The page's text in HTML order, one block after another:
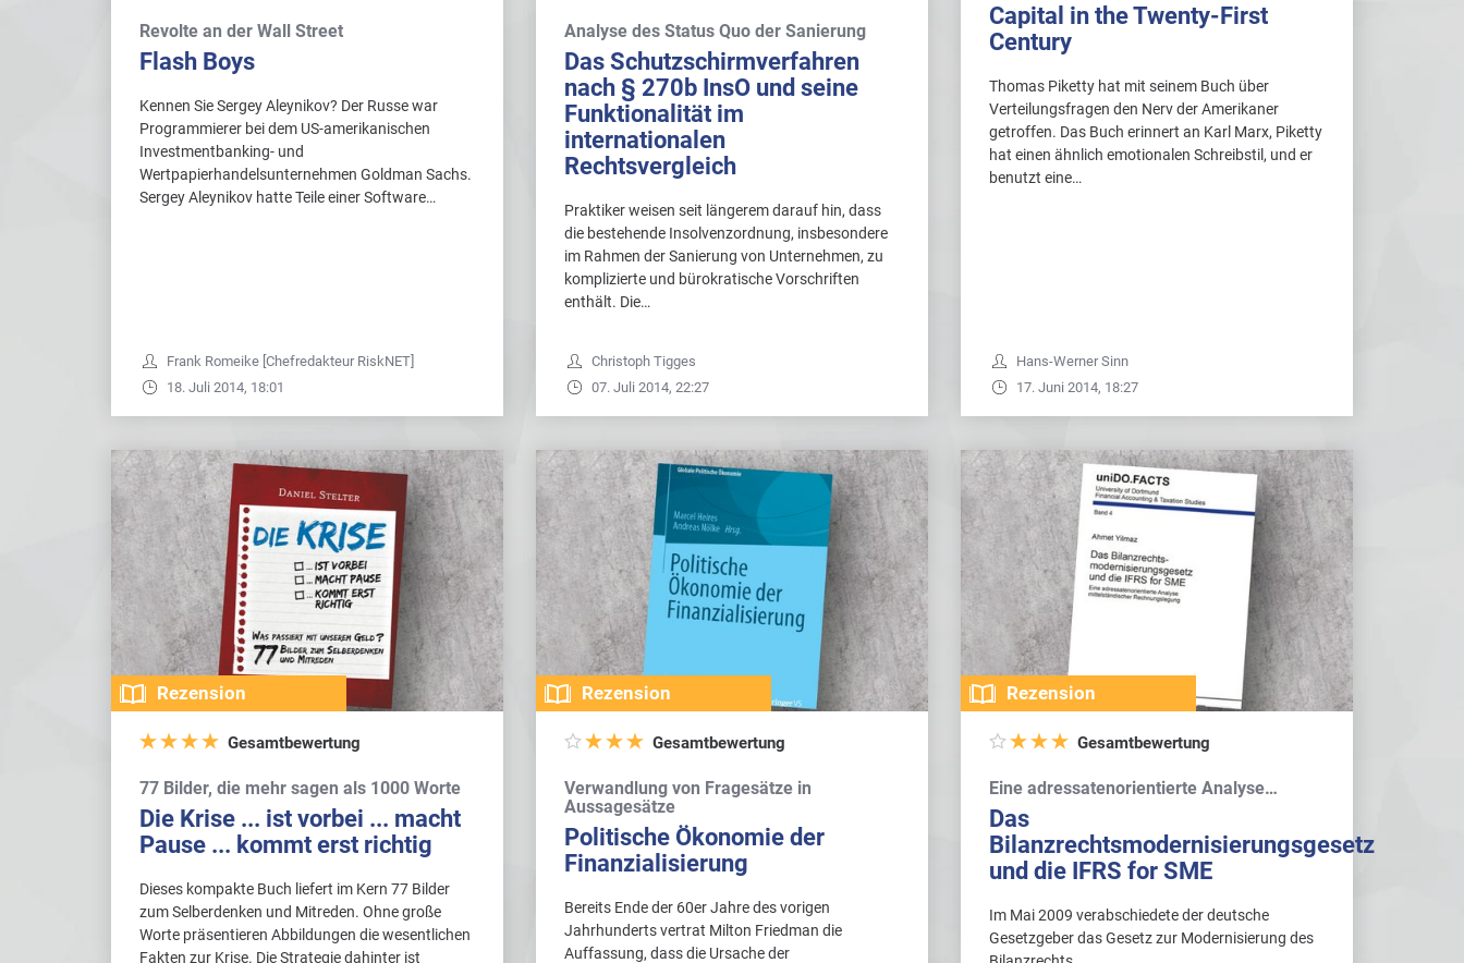
Revolte an der Wall Street
Flash Boys
Kennen Sie Sergey Aleynikov? Der Russe war
Programmierer bei dem US-amerikanischen
Investmentbanking- und
Wertpapierhandelsunternehmen Goldman Sachs.
Sergey Aleynikov hatte Teile einer Software…
Frank Romeike [Chefredakteur RiskNET]
18. Juli 2014, 18:01
Analyse des Status Quo der Sanierung
Das Schutzschirmverfahren
nach § 270b InsO und seine
Funktionalität im
internationalen
Rechtsvergleich
Praktiker weisen seit längerem darauf hin, dass
die bestehende Insolvenzordnung, insbesondere
im Rahmen der Sanierung von Unternehmen, zu
komplizierte und bürokratische Vorschriften
enthält. Die…
Christoph Tigges
07. Juli 2014, 22:27
Capital in the Twenty-First
Century
Thomas Piketty hat mit seinem Buch über
Verteilungsfragen den Nerv der Amerikaner
getroffen. Das Buch erinnert an Karl Marx, Piketty
hat einen ähnlich emotionalen Schreibstil, und er
benutzt eine…
Hans-Werner Sinn
17. Juni 2014, 18:27
Rezension
Gesamtbewertung
77 Bilder, die mehr sagen als 1000 Worte
Die Krise ... ist vorbei ... macht
Pause ... kommt erst richtig
Dieses kompakte Buch liefert im Kern 77 Bilder
zum Selberdenken und Mitreden. Ohne große
Worte präsentieren Abbildungen die wesentlichen
Fakten zur Krise. Die Strategie dahinter ist
Rezension
Gesamtbewertung
Verwandlung von Fragesätze in
Aussagesätze
Politische Ökonomie der
Finanzialisierung
Bereits Ende der 60er Jahre des vorigen
Jahrhunderts vertrat Milton Friedman die
Auffassung, dass die Ursache der
Rezension
Gesamtbewertung
Eine adressatenorientierte Analyse…
Das
Bilanzrechtsmodernisierungsgesetz
und die IFRS for SME
Im Mai 2009 verabschiedete der deutsche
Gesetzgeber das Gesetz zur Modernisierung des